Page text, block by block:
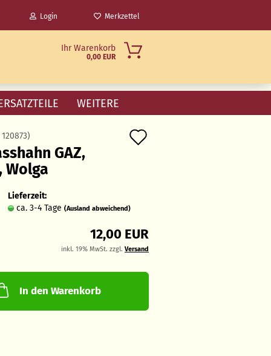
Login Merkzettel
Ihr Warenkorb
0,00 EUR
WEITERE
120873)
GAZ,
Wolga
Lieferzeit:
ca. 3-4 Tage (Ausland abweichend)
12,00 EUR
inkl. 19% MwSt. zzgl. Versand
In den Warenkorb